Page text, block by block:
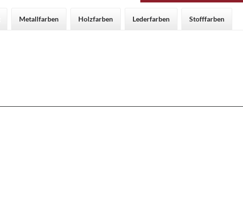
Metallfarben Holzfarben Lederfarben Stofffarben